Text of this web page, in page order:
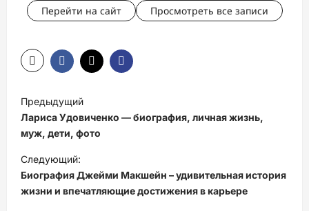
Перейти на сайт Просмотреть все записи
а
в
и
г
а
Предыдущий
Лариса Удовиченко — биография, личная жизнь,
муж, дети, фото
Следующий:
Биография Джейми Макшейн – удивительная история
жизни и впечатляющие достижения в карьере